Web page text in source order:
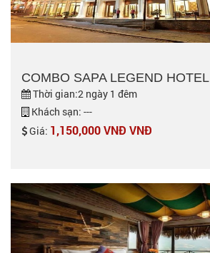
COMBO SAPA LEGEND HOTEL
Thời gian:2 ngày 1 đêm
Khách sạn: ---
Giá: 1,150,000 VNĐ VNĐ